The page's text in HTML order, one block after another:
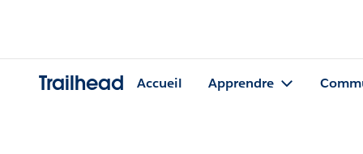
Trailhead Accueil Apprendre